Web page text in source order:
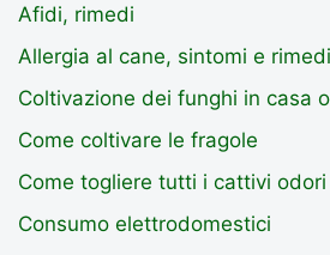
Afidi, rimedi
Allergia al cane, sintomi e rimedi
Coltivazione dei funghi in casa
Come coltivare le fragole
Come togliere tutti i cattivi odori
Consumo elettrodomestici